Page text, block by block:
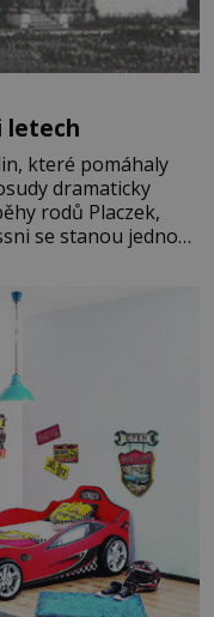
letech
které pomáhaly
dramaticky
rodů Placzek,
se stanou jednou
nejsou
z rodinných